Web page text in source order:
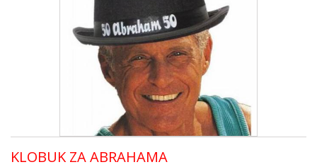
KLOBUK ZA ABRAHAMA